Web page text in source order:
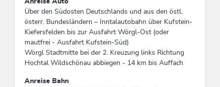
Anreise Auto
Über den Südosten Deutschlands und aus den östl.
österr. Bundesländern – Inntalautobahn über Kufstein-
Kiefersfelden bis zur Ausfahrt Wörgl-Ost (oder
mautfrei - Ausfahrt Kufstein-Süd)
Wörgl Stadtmitte bei der 2. Kreuzung links Richtung
Hochtal Wildschönau abbiegen - 14 km bis Auffach
Anreise Bahn